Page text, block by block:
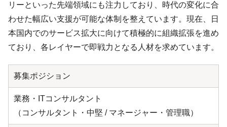
リーといった先端領域にも注力しており、時代の変化に合
わせた幅広い支援が可能な体制を整えています。現在、日
本国内でのサービス拡大に向けて積極的に組織拡張を進め
ており、各レイヤーで即戦力となる人材を求めています。
募集ポジション
業務・ITコンサルタント
（コンサルタント・中堅 / マネージャー・管理職）